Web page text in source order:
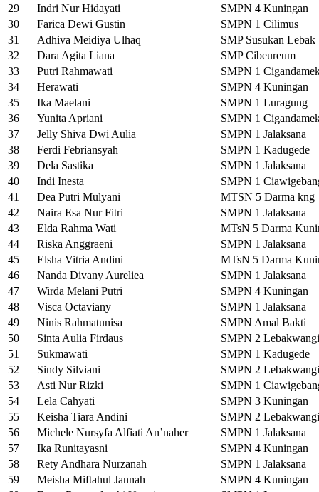
29
Indri Nur Hidayati
SMPN 4 Kuningan
30
Farica Dewi Gustin
SMPN 1 Cilimus
31
Adhiva Meidiya Ulhaq
SMP Susukan
32
Dara Agita Liana
SMP Cibeureum
33
Putri Rahmawati
SMPN 1
34
Herawati
SMPN 4 Kuningan
35
Ika Maelani
SMPN 1 Luragung
36
Yunita Apriani
SMPN 1
37
Jelly Shiva Dwi Aulia
SMPN 1 Jalaksana
38
Ferdi Febriansyah
SMPN 1 Kadugede
39
Dela Sastika
SMPN 1 Jalaksana
40
Indi Inesta
SMPN 1
41
Dea Putri Mulyani
MTSN 5 Darma kng
42
Naira Esa Nur Fitri
SMPN 1 Jalaksana
43
Elda Rahma Wati
MTsN 5 Darma
44
Riska Anggraeni
SMPN 1 Jalaksana
45
Elsha Vitria Andini
MTsN 5 Darma
46
Nanda Divany Aureliea
SMPN 1 Jalaksana
47
Wirda Melani Putri
SMPN 4 Kuningan
48
Visca Octaviany
SMPN 1 Jalaksana
49
Ninis Rahmatunisa
SMPN Amal Bakti
50
Sinta Aulia Firdaus
SMPN 2 Lebakwangi
51
Sukmawati
SMPN 1 Kadugede
52
Sindy Silviani
SMPN 2 Lebakwangi
53
Asti Nur Rizki
SMPN 1
54
Lela Cahyati
SMPN 3 Kuningan
55
Keisha Tiara Andini
SMPN 2 Lebakwangi
56
Michele Nursyfa Alfiati An’naher
SMPN 1 Jalaksana
57
Ika Runitayasni
SMPN 4 Kuningan
58
Rety Andhara Nurzanah
SMPN 1 Jalaksana
59
Meisha Miftahul Jannah
SMPN 4 Kuningan